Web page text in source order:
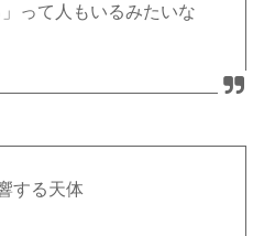
って人もいるみたいな
する天体